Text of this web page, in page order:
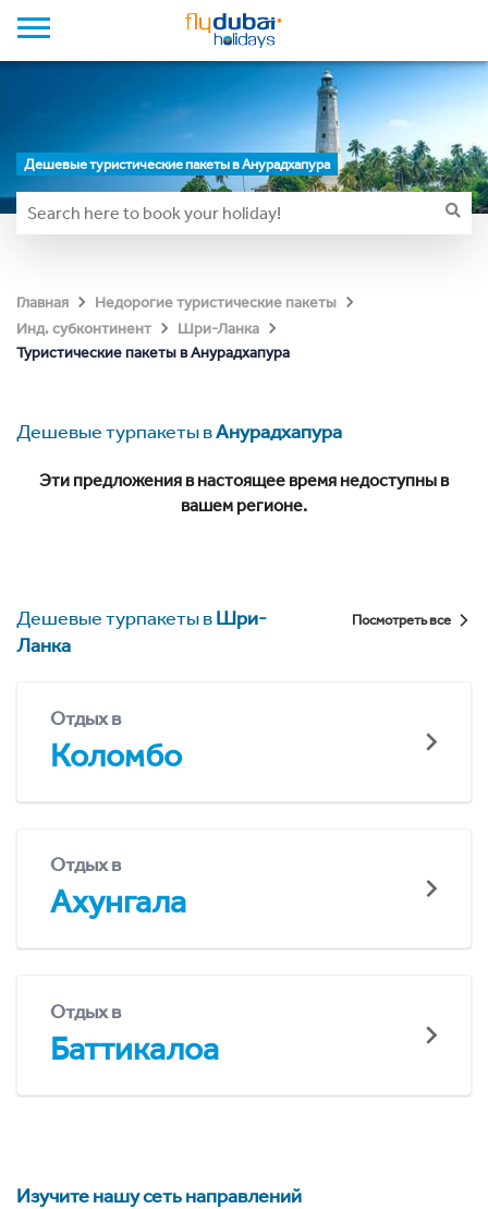
Дешевые туристические пакеты в Анурадхапура
Главная
Недорогие туристические пакеты
Инд. субконтинент
Шри-Ланка
Туристические пакеты в Анурадхапура
Дешевые турпакеты вАнурадхапура
Эти предложения в настоящее время недоступны в
вашем регионе.
Дешевые турпакеты вШри-
Ланка
Посмотреть все
Отдых в
Коломбо
Отдых в
Ахунгала
Отдых в
Баттикалоа
Изучите нашу сеть направлений